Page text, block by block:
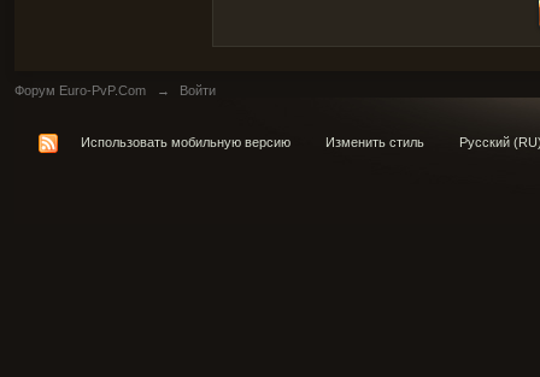
Форум Euro-PvP.Com → Войти
Использовать мобильную версию Изменить стиль Русский